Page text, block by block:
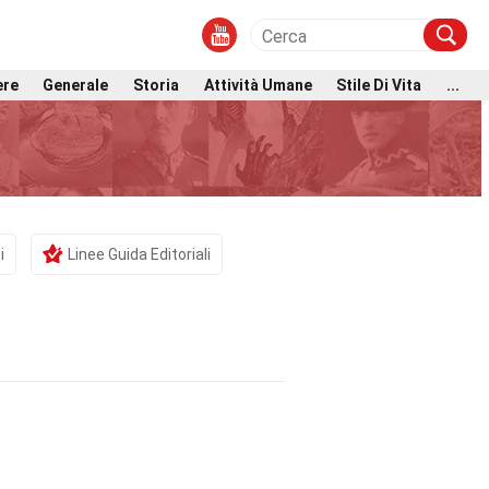
Generale Storia Attività Umane Stile Di Vita ...
Linee Guida Editoriali